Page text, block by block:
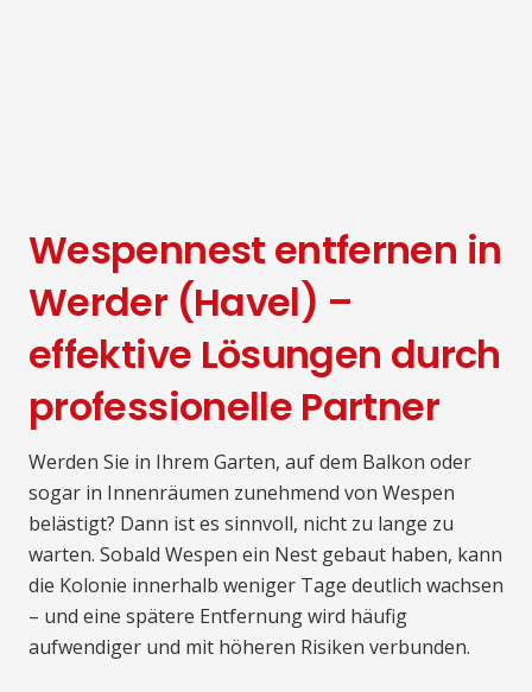
Wespennest entfernen in
Werder (Havel) –
effektive Lösungen durch
professionelle Partner
Werden Sie in Ihrem Garten, auf dem Balkon oder
sogar in Innenräumen zunehmend von Wespen
belästigt? Dann ist es sinnvoll, nicht zu lange zu
warten. Sobald Wespen ein Nest gebaut haben, kann
die Kolonie innerhalb weniger Tage deutlich wachsen
– und eine spätere Entfernung wird häufig
aufwendiger und mit höheren Risiken verbunden.